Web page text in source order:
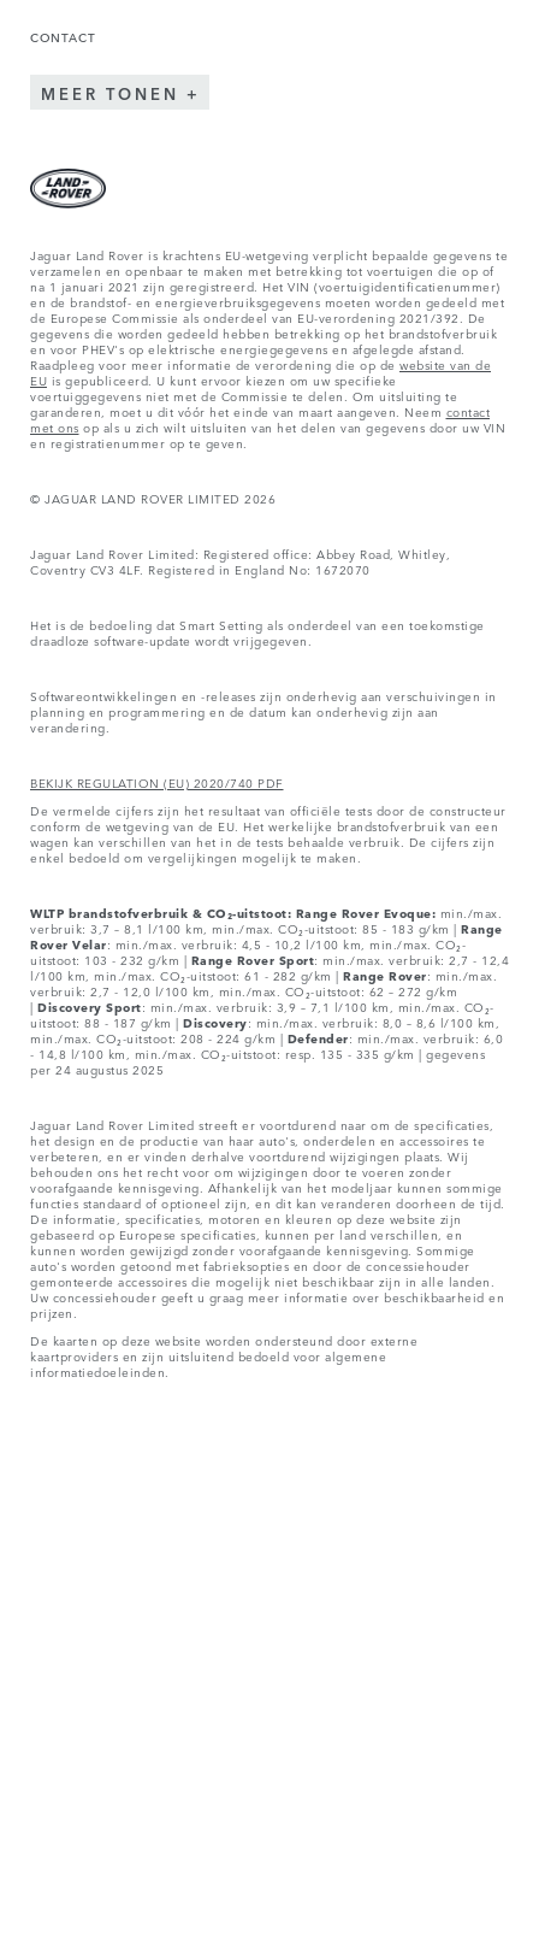
CONTACT
MEER TONEN
Jaguar Land Rover is krachtens EU-wetgeving verplicht bepaalde gegevens te
verzamelen en openbaar te maken met betrekking tot voertuigen die op of
na 1 januari 2021 zijn geregistreerd. Het VIN (voertuigidentificatienummer)
en de brandstof- en energieverbruiksgegevens moeten worden gedeeld met
de Europese Commissie als onderdeel van EU-verordening 2021/392. De
gegevens die worden gedeeld hebben betrekking op het brandstofverbruik
en voor PHEV's op elektrische energiegegevens en afgelegde afstand.
Raadpleeg voor meer informatie de verordening die op dewebsite van de
EU is gepubliceerd. U kunt ervoor kiezen om uw specifieke
voertuiggegevens niet met de Commissie te delen. Om uitsluiting te
garanderen, moet u dit vóór het einde van maart aangeven. Neem contact
met ons op als u zich wilt uitsluiten van het delen van gegevens door uw VIN
en registratienummer op te geven.
© JAGUAR LAND ROVER LIMITED 2026
Jaguar Land Rover Limited: Registered office: Abbey Road, Whitley,
Coventry CV3 4LF. Registered in England No: 1672070
Het is de bedoeling dat Smart Setting als onderdeel van een toekomstige
draadloze software-update wordt vrijgegeven.
Softwareontwikkelingen en -releases zijn onderhevig aan verschuivingen in
planning en programmering en de datum kan onderhevig zijn aan
verandering.
BEKIJK REGULATION (EU) 2020/740 PDF
De vermelde cijfers zijn het resultaat van officiële tests door de constructeur
conform de wetgeving van de EU. Het werkelijke brandstofverbruik van een
wagen kan verschillen van het in de tests behaalde verbruik. De cijfers zijn
enkel bedoeld om vergelijkingen mogelijk te maken.
WLTP brandstofverbruik & CO₂-uitstoot: Range Rover Evoque: min./max.
verbruik: 3,7 – 8,1 l/100 km, min./max. CO₂-uitstoot: 85 - 183 g/km | Range
Rover Velar: min./max. verbruik: 4,5 - 10,2 l/100 km, min./max. CO₂-
uitstoot: 103 - 232 g/km | Range Rover Sport: min./max. verbruik: 2,7 - 12,4
l/100 km, min./max. CO₂-uitstoot: 61 - 282 g/km | Range Rover: min./max.
verbruik: 2,7 - 12,0 l/100 km, min./max. CO₂-uitstoot: 62 – 272 g/km
| Discovery Sport: min./max. verbruik: 3,9 – 7,1 l/100 km, min./max. CO₂-
uitstoot: 88 - 187 g/km | Discovery: min./max. verbruik: 8,0 – 8,6 l/100 km,
min./max. CO₂-uitstoot: 208 - 224 g/km | Defender: min./max. verbruik: 6,0
- 14,8 l/100 km, min./max. CO₂-uitstoot: resp. 135 - 335 g/km | gegevens
per 24 augustus 2025
Jaguar Land Rover Limited streeft er voortdurend naar om de specificaties,
het design en de productie van haar auto's, onderdelen en accessoires te
verbeteren, en er vinden derhalve voortdurend wijzigingen plaats. Wij
behouden ons het recht voor om wijzigingen door te voeren zonder
voorafgaande kennisgeving. Afhankelijk van het modeljaar kunnen sommige
functies standaard of optioneel zijn, en dit kan veranderen doorheen de tijd.
De informatie, specificaties, motoren en kleuren op deze website zijn
gebaseerd op Europese specificaties, kunnen per land verschillen, en
kunnen worden gewijzigd zonder voorafgaande kennisgeving. Sommige
auto's worden getoond met fabrieksopties en door de concessiehouder
gemonteerde accessoires die mogelijk niet beschikbaar zijn in alle landen.
Uw concessiehouder geeft u graag meer informatie over beschikbaarheid en
prijzen.
De kaarten op deze website worden ondersteund door externe
kaartproviders en zijn uitsluitend bedoeld voor algemene
informatiedoeleinden.